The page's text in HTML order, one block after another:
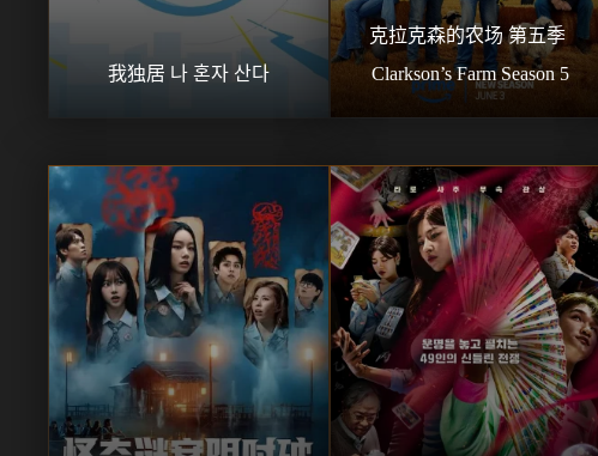
我独居 나 혼자 산다
克拉克森的农场 第五季
Clarkson’s Farm Season 5